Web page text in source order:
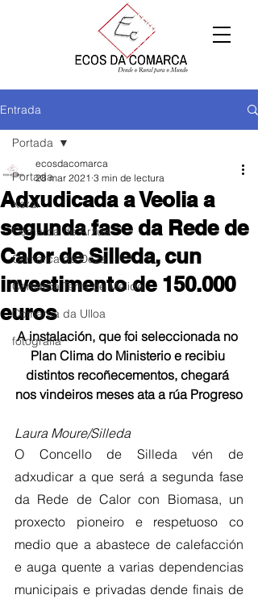
Entrada
Portada
Xeral
Comarca de Arzúa
Comarca de Deza
Comarca Terra de Melide
Comarca da Ulloa
fotografía
Portada
Adxudicada a Veolia a
segunda fase da Rede de
Calor de Silleda, cun
investimento de 150.000
euros
ecosdacomarca
28 mar 2021 3 min de lectura
A instalación, que foi seleccionada no
Plan Clima do Ministerio e recibiu
distintos recoñecementos, chegará
nos vindeiros meses ata a rúa Progreso
Laura Moure/Silleda
O Concello de Silleda vén de
adxudicar a que será a segunda fase
da Rede de Calor con Biomasa, un
proxecto pioneiro e respetuoso co
medio que a abastece de calefacción
e auga quente a varias dependencias
municipais e privadas dende finais de